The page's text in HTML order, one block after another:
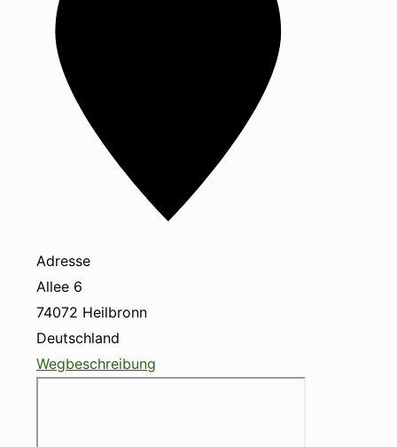
Adresse
Allee 6
74072 Heilbronn
Deutschland
Wegbeschreibung